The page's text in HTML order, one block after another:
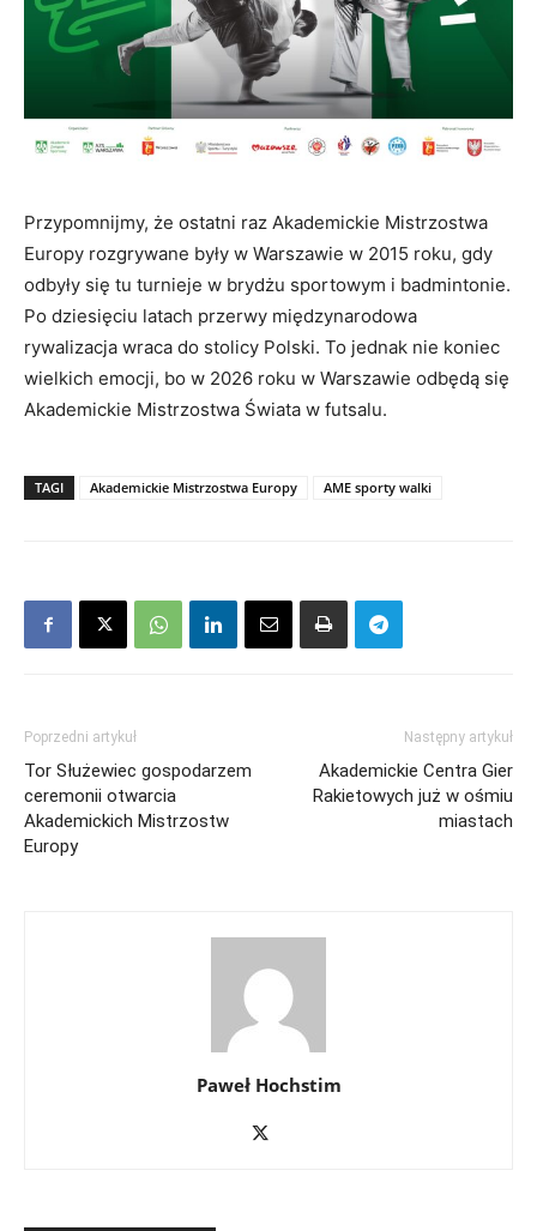
Przypomnijmy, że ostatni raz Akademickie Mistrzostwa
Europy rozgrywane były w Warszawie w 2015 roku, gdy
odbyły się tu turnieje w brydżu sportowym i badmintonie.
Po dziesięciu latach przerwy międzynarodowa
rywalizacja wraca do stolicy Polski. To jednak nie koniec
wielkich emocji, bo w 2026 roku w Warszawie odbędą się
Akademickie Mistrzostwa Świata w futsalu.
TAGI Akademickie Mistrzostwa Europy AME sporty walki
Poprzedni artykuł
Tor Służewiec gospodarzem
ceremonii otwarcia
Akademickich Mistrzostw
Europy
Następny artykuł
Akademickie Centra Gier
Rakietowych już w ośmiu
miastach
Paweł Hochstim